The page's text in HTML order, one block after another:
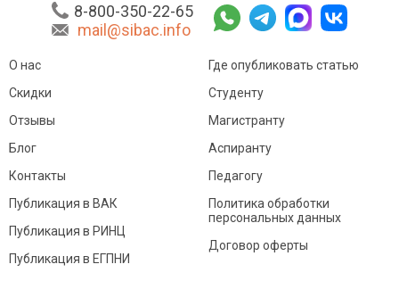
8-800-350-22-65
mail@sibac.info
О нас
Скидки
Отзывы
Блог
Контакты
Где опубликовать статью
Студенту
Магистранту
Аспиранту
Педагогу
Публикация в ВАК
Публикация в РИНЦ
Публикация в ЕГПНИ
Политика обработки
персональных данных
Договор оферты